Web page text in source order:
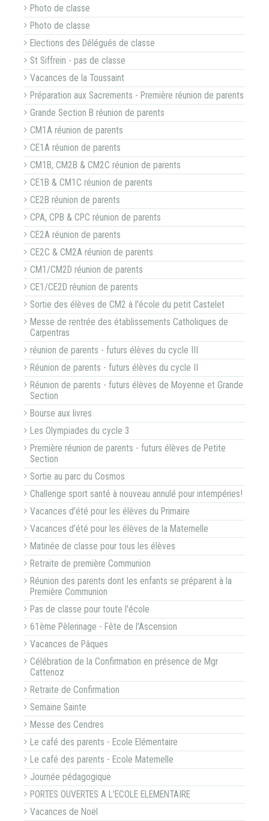
Photo de classe
Photo de classe
Elections des Délégués de classe
St Siffrein - pas de classe
Vacances de la Toussaint
Préparation aux Sacrements - Première réunion de parents
Grande Section B réunion de parents
CM1A réunion de parents
CE1A réunion de parents
CM1B, CM2B & CM2C réunion de parents
CE1B & CM1C réunion de parents
CE2B réunion de parents
CPA, CPB & CPC réunion de parents
CE2A réunion de parents
CE2C & CM2A réunion de parents
CM1/CM2D réunion de parents
CE1/CE2D réunion de parents
Sortie des élèves de CM2 à l'école du petit Castelet
Messe de rentrée des établissements Catholiques de
Carpentras
réunion de parents - futurs élèves du cycle III
Réunion de parents - futurs élèves du cycle II
Réunion de parents - futurs élèves de Moyenne et Grande
Section
Bourse aux livres
Les Olympiades du cycle 3
Première réunion de parents - futurs élèves de Petite
Section
Sortie au parc du Cosmos
Challenge sport santé à nouveau annulé pour intempéries!
Vacances d'été pour les élèves du Primaire
Vacances d'été pour les élèves de la Maternelle
Matinée de classe pour tous les élèves
Retraite de première Communion
Réunion des parents dont les enfants se préparent à la
Première Communion
Pas de classe pour toute l'école
61ème Pèlerinage - Fête de l'Ascension
Vacances de Pâques
Célébration de la Confirmation en présence de Mgr
Cattenoz
Retraite de Confirmation
Semaine Sainte
Messe des Cendres
Le café des parents - Ecole Elémentaire
Le café des parents - Ecole Maternelle
Journée pédagogique
PORTES OUVERTES A L'ECOLE ELEMENTAIRE
Vacances de Noël